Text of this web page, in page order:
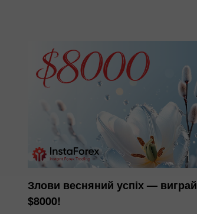
Злови весняний успіх — виграй
$8000!